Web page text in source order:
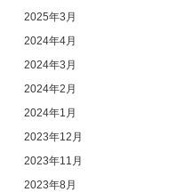
2025年3月
2024年4月
2024年3月
2024年2月
2024年1月
2023年12月
2023年11月
2023年8月